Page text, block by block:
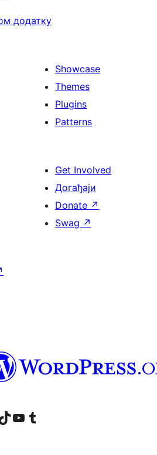
додатку
Showcase
Themes
Plugins
Patterns
Get Involved
Догађаји
Donate ↗
Swag ↗
account
наш TikTok налог
Visit our YouTube channel
Посетите наш Tumblr налог